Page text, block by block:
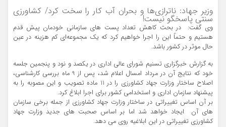
وزیر جهاد:‌ ناترازی‌ها و بحران آب کار را سخت کرد/ کشاورزی
سنتی پاسخگو نیست!
وی گفت: در بحث کاهش تعداد پست های سازمانی خودمان پیش قدم
هستیم و حتماً این را اجرا خواهیم کرد که یک مجموعه‌ای کم هزینه در عین
حال موثر در کشور باشد.
به گزارش خبرگزاری تسنیم شورای عالی اداری در یکصد و نود و پنجمین جلسه
خود که نتایج آن در مرداد امسال اعلام شد، پس از 9 ماه بررسی کارشناسی،
اصلاح ساختار وزارت جهاد کشاورزی را در 11 ماده تصویب و این مصوبه را به
پیشنهاد سازمان اداری و استخدامی کشور برای اجرا ابلاغ کرد.
بر آن اساس تغییراتی در ساختار وزارت جهاد کشاورزی از جمله برخی سازمان
های آن ایجاد خواهد شد اما بر اساس صحبت های جدید وزارت جهاد
کشاورزی تغییراتی در این ابلاغیه روی می دهد.